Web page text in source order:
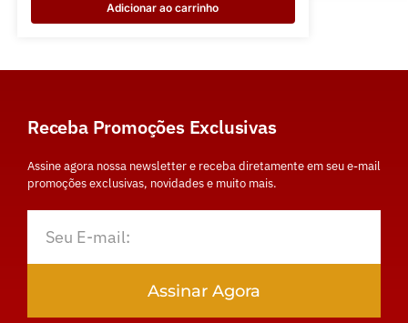
Adicionar ao carrinho
Receba Promoções Exclusivas
Assine agora nossa newsletter e receba diretamente em seu e-mail
promoções exclusivas, novidades e muito mais.
Assinar Agora